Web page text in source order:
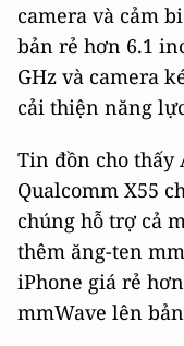
camera và cảm
bản rẻ hơn 6.1
GHz và camera
cải thiện năng
Tin đồn cho thấy
Qualcomm X55
chúng hỗ trợ cả
thêm ăng-ten
iPhone giá rẻ
mmWave lên